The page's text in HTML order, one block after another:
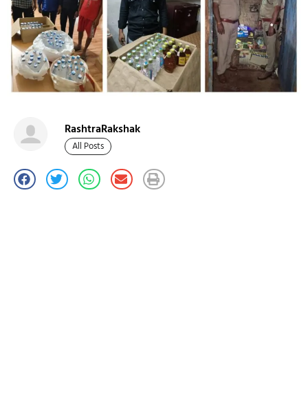
RashtraRakshak
All Posts